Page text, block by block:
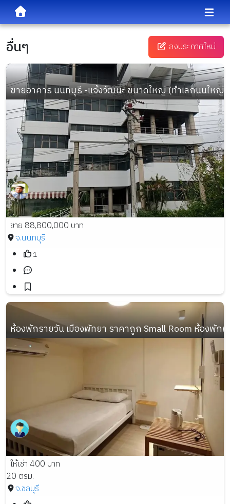
อื่นๆ ลงประกาศใหม่
ขายอาคาร นนทบุรี -แจ้งวัฒนะ ขนาดใหญ่ (ทำเลถนนให
ขาย 88,800,000 บาท
จ.นนทบุรี
1
ห้องพักรายวัน เมืองพัทยา ราคาถูก Small Room ห้องพัก
ให้เช่า 400 บาท
20 ตรม.
จ.ชลบุรี